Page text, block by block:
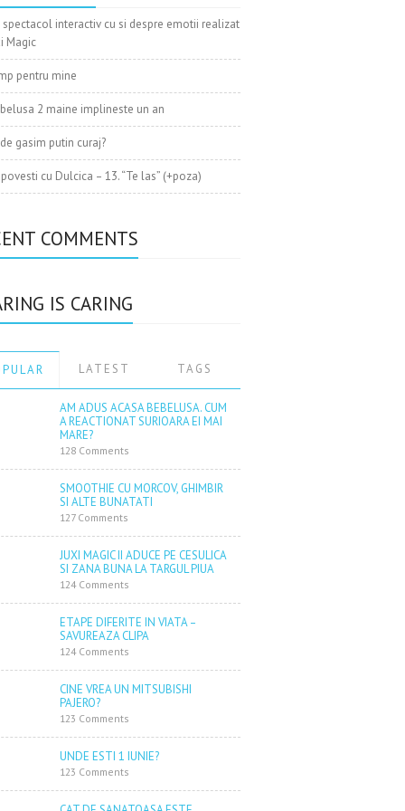
place
spectacol interactiv cu si despre emotii realizat
Magic
pentru mine
2 maine implineste un an
gasim putin curaj?
cu Dulcica – 13. “Te las” (+poza)
COMMENTS
IS CARING
LATEST TAGS
AM ADUS ACASA BEBELUSA. CUM
A REACTIONAT SURIOARA EI MAI
MARE?
128 Comments
SMOOTHIE CU MORCOV, GHIMBIR
SI ALTE BUNATATI
127 Comments
JUXI MAGIC II ADUCE PE CESULICA
SI ZANA BUNA LA TARGUL PIUA
124 Comments
ETAPE DIFERITE IN VIATA –
SAVUREAZA CLIPA
124 Comments
CINE VREA UN MITSUBISHI
PAJERO?
123 Comments
UNDE ESTI 1 IUNIE?
123 Comments